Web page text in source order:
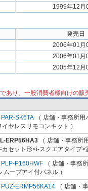
1999年12月
発売日
2006年01月
2006年01月
2005年12月
あり、一般消費者様向けの販
PAR-SK6TA （ 店舗・事務所
イヤレスリモコンキット ）
ERP56HA3 （ 店舗・事務所
カセット形<i-スクエアタイプ>
PLP-P160HWF （ 店舗・事務
ムーブアイ付パネル ）
PUZ-ERMP56KA14 （ 店舗・